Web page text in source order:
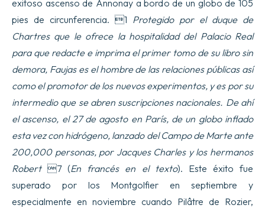
exitoso ascenso de Annonay a bordo de un globo de 105
pies de circunferencia. 1 Protegido por el duque de
Chartres que le ofrece la hospitalidad del Palacio Real
para que redacte e imprima el primer tomo de su libro sin
demora, Faujas es el hombre de las relaciones públicas así
como el promotor de los nuevos experimentos, y es por su
intermedio que se abren suscripciones nacionales. De ahí
el ascenso, el 27 de agosto en París, de un globo inflado
esta vez con hidrógeno, lanzado del Campo de Marte ante
200,000 personas, por Jacques Charles y los hermanos
Robert7 (En francés en el texto). Este éxito fue
superado por los Montgolfier en septiembre y
especialmente en noviembre cuando Pilâtre de Rozier,